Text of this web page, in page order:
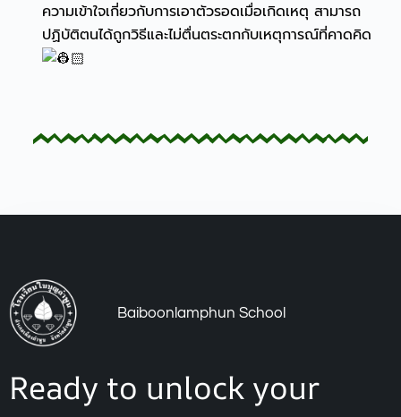
ความเข้าใจเกี่ยวกับการเอาตัวรอดเมื่อเกิดเหตุ สามารถ
ปฏิบัติตนได้ถูกวิธีและไม่ตื่นตระตกกับเหตุการณ์ที่คาดคิด
Baiboonlamphun School
Ready to unlock your